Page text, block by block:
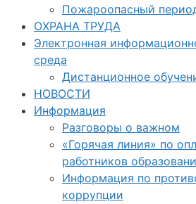
Пожароопасный
ОХРАНА ТРУДА
Электронная
среда
Дистанционное
НОВОСТИ
Информация
Разговоры о важном
«Горячая линия» по
работников
Информация по
коррупции